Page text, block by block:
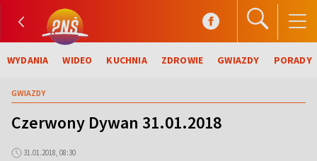
WYDANIA WIDEO KUCHNIA ZDROWIE GWIAZDY PORADY
GWIAZDY
Czerwony Dywan 31.01.2018
31.01.2018, 08:30